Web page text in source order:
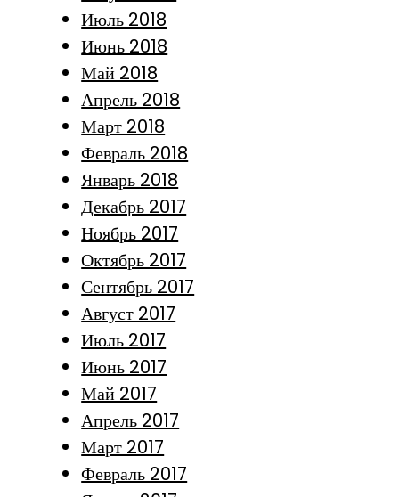
Июль 2018
Июнь 2018
Май 2018
Апрель 2018
Март 2018
Февраль 2018
Январь 2018
Декабрь 2017
Ноябрь 2017
Октябрь 2017
Сентябрь 2017
Август 2017
Июль 2017
Июнь 2017
Май 2017
Апрель 2017
Март 2017
Февраль 2017